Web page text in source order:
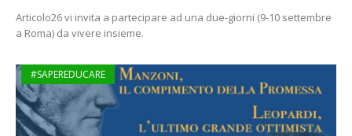
Articolo26 vi invita a partecipare ad una due-giorni (9-10 settembre
a Roma) da vivere insieme.
#SAPEREDUCARE